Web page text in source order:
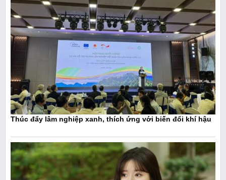
Thúc đẩy lâm nghiệp xanh, thích ứng với biến đổi khí hậu